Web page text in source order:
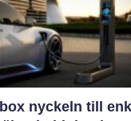
till enkel